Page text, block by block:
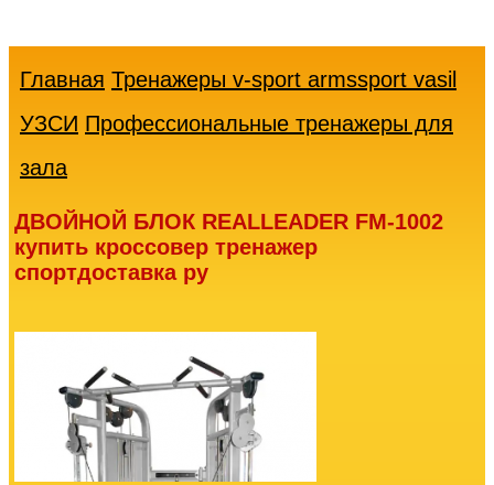
Главная Тренажеры v-sport armssport vasil
УЗСИ Профессиональные тренажеры для
зала
ДВОЙНОЙ БЛОК REALLEADER FM-1002
купить кроссовер тренажер
спортдоставка ру